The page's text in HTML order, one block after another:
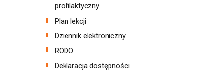
profilaktyczny
Plan lekcji
Dziennik elektroniczny
RODO
Deklaracja dostępności